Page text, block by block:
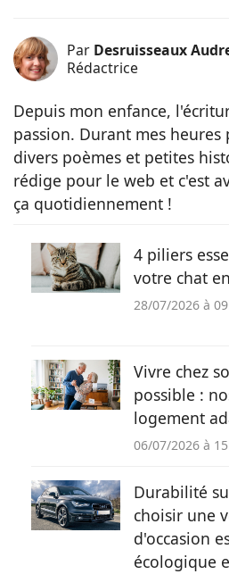
Par Desruisseaux
Rédactrice
Depuis mon enfance,
passion. Durant mes heures
divers poèmes et petites
rédige pour le web et c'est
ça quotidiennement !
4 piliers
votre chat
28/07/2026 à
Vivre chez
possible :
logement
06/07/2026 à
Durabilité
choisir une
d'occasion
écologique